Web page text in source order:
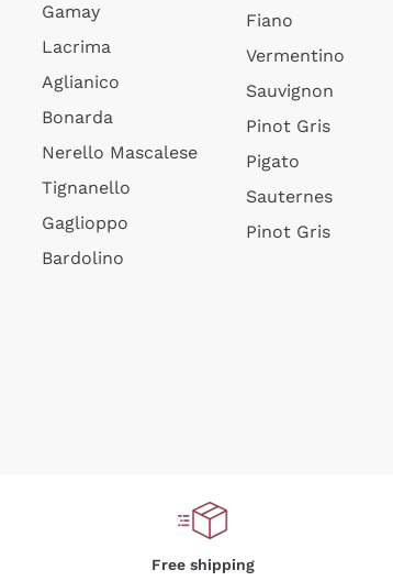
Gamay
Lacrima
Aglianico
Bonarda
Nerello Mascalese
Tignanello
Gaglioppo
Bardolino
Fiano
Vermentino
Sauvignon
Pinot Gris
Pigato
Sauternes
Pinot Gris
Free shipping